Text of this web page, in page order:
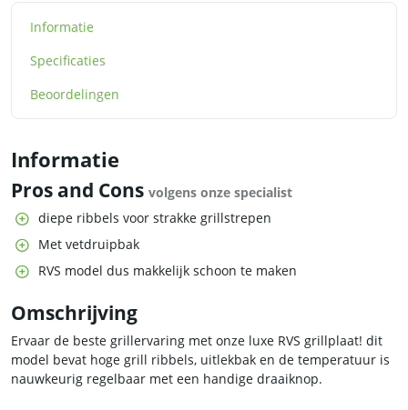
Informatie
Specificaties
Beoordelingen
Informatie
Pros and Cons volgens onze specialist
diepe ribbels voor strakke grillstrepen
Met vetdruipbak
RVS model dus makkelijk schoon te maken
Omschrijving
Ervaar de beste grillervaring met onze luxe RVS grillplaat! dit
model bevat hoge grill ribbels, uitlekbak en de temperatuur is
nauwkeurig regelbaar met een handige draaiknop.